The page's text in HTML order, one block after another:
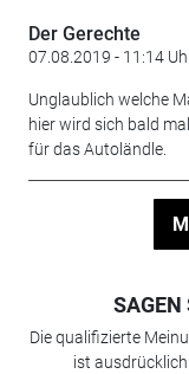
Der Gerechte
07.08.2019 - 11:14
Unglaublich welche
hier wird sich bald
für das Autoländle.
SAGEN
Die qualifizierte
ist